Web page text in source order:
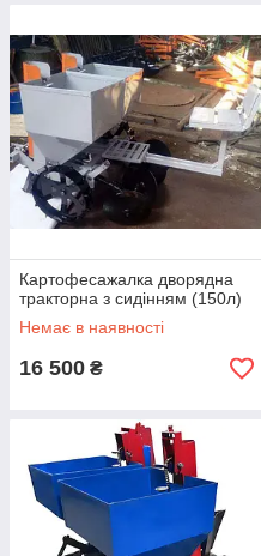
Картофесажалка дворядна
тракторна з сидінням (150л)
Немає в наявності
16 500 ₴